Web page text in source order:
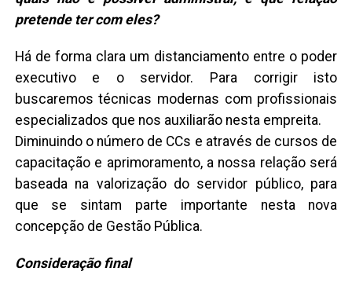
pretende ter com eles?
Há de forma clara um distanciamento entre o poder
executivo e o servidor. Para corrigir isto
buscaremos técnicas modernas com profissionais
especializados que nos auxiliarão nesta empreita.
Diminuindo o número de CCs e através de cursos de
capacitação e aprimoramento, a nossa relação será
baseada na valorização do servidor público, para
que se sintam parte importante nesta nova
concepção de Gestão Pública.
Consideração final